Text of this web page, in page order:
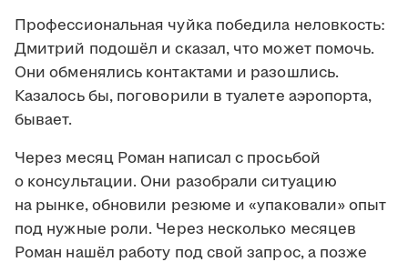
Профессиональная чуйка победила неловкость:
Дмитрий подошёл и сказал, что может помочь.
Они обменялись контактами и разошлись.
Казалось бы, поговорили в туалете аэропорта,
бывает.
Через месяц Роман написал с просьбой
о консультации. Они разобрали ситуацию
на рынке, обновили резюме и «упаковали» опыт
под нужные роли. Через несколько месяцев
Роман нашёл работу под свой запрос, а позже